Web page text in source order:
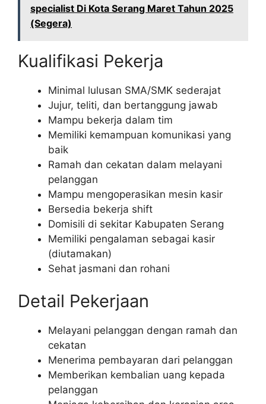
specialist Di Kota Serang Maret Tahun 2025
(Segera)
Kualifikasi Pekerja
Minimal lulusan SMA/SMK sederajat
Jujur, teliti, dan bertanggung jawab
Mampu bekerja dalam tim
Memiliki kemampuan komunikasi yang
baik
Ramah dan cekatan dalam melayani
pelanggan
Mampu mengoperasikan mesin kasir
Bersedia bekerja shift
Domisili di sekitar Kabupaten Serang
Memiliki pengalaman sebagai kasir
(diutamakan)
Sehat jasmani dan rohani
Detail Pekerjaan
Melayani pelanggan dengan ramah dan
cekatan
Menerima pembayaran dari pelanggan
Memberikan kembalian uang kepada
pelanggan